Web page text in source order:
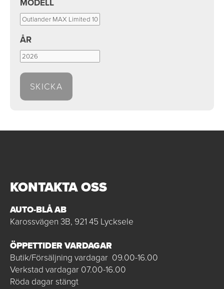
MODELL
ÅR
KONTAKTA OSS
AUTO-BLÅ AB
Karossvägen 3B, 921 45 Lycksele
ÖPPETTIDER VARDAGAR
Butik/Försäljning vardagar 09.00-16.00
Verkstad vardagar 07.00-16.00
Röda dagar stängt